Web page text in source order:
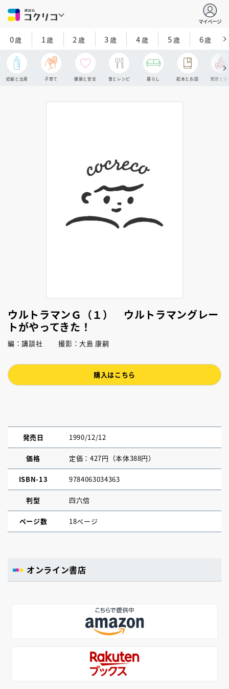
マイページ
0歳 1歳 2 歳 3歳 4歳 5歳 6歳
妊娠と出産 子育て 健康と安全 食とレシピ 暮らし 絵本とお話 知育と探
ウルトラマンＧ（１） ウルトラマングレー
トがやってきた！
編：講談社 撮影：大島 康嗣
購入はこちら
発売日 1990/12/12
価格 定価：427円（本体388円）
ISBN-13 9784063034363
判型 四六倍
ページ数 18ページ
オンライン書店